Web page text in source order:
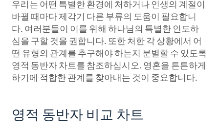
우리는 어떤 특별한 환경에 처하거나 인생의 계절이
바뀔 때마다 제각기 다른 부류의 도움이 필요합니
다. 여러분들이 이를 위해 하나님의 특별한 인도하
심을 구할 것을 권합니다. 또한 처한 각 상황에서 어
떤 유형의 관계를 추구해야 하는지 분별할 수 있도록
영적 동반자 차트를 참조하십시오. 영혼을 튼튼하게
하기에 적합한 관계를 찾아내는 것이 중요합니다.
영적 동반자 비교 차트